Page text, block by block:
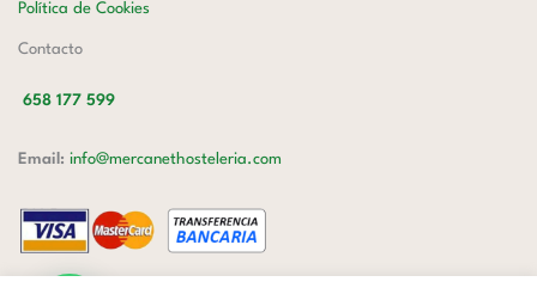
Política de Cookies
Contacto
658 177 599
Email: info@mercanethosteleria.com